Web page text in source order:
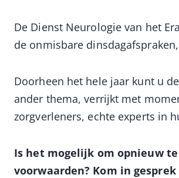
De Dienst Neurologie van het
de onmisbare
Doorheen het hele jaar kunt u
ander thema, verrijkt met
zorgverleners, echte experts in
Is het mogelijk om opnieuw
voorwaarden? Kom in